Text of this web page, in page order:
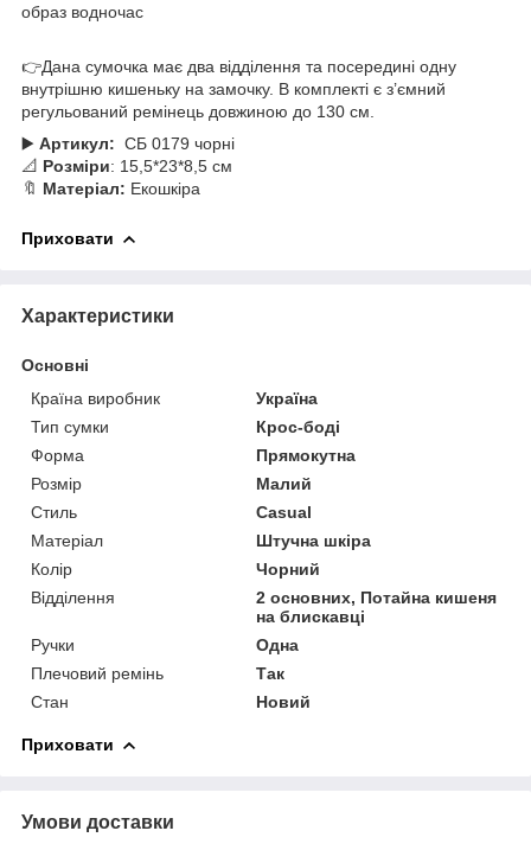
образ водночас
👉Дана сумочка має два відділення та посередині одну
внутрішню кишеньку на замочку. В комплекті є з’ємний
регульований ремінець довжиною до 130 см.
▶️ Артикул: СБ 0179 чорні
📐 Розміри: 15,5*23*8,5 см
🔖 Матеріал: Екошкіра
Приховати
Характеристики
Основні
Країна виробник
Україна
Тип сумки
Крос-боді
Форма
Прямокутна
Розмір
Малий
Стиль
Casual
Матеріал
Штучна шкіра
Колір
Чорний
Відділення
2 основних, Потайна кишеня
на блискавці
Ручки
Одна
Плечовий ремінь
Так
Стан
Новий
Приховати
Умови доставки